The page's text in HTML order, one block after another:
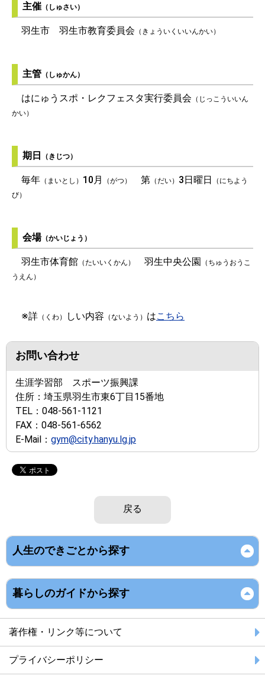
主催 （しゅさい）
羽生市 羽生市教育委員会 （きょういくいいんかい）
主管 （しゅかん）
はにゅうスポ・レクフェスタ実行委員会 （じっこういいん
かい）
期日 （きじつ）
毎年 （まいとし） 10月 （がつ） 第 （だい） 3日曜日
（にちよう
び）
会場（かいじょう）
羽生市体育館 （たいいくかん） 羽生中央公園 （ちゅうおうこ
うえん）
※詳 （くわ） しい内容 （ないよう） はこちら
お問い合わせ
生涯学習部 スポーツ振興課
住所： 埼玉県羽生市東6丁目15番地
TEL： 048-561-1121
FAX： 048-561-6562
E-Mail： gym@city.hanyu.lg.jp
戻る
人生のできごとから探す
暮らしのガイドから探す
著作権・リンク等について
プライバシーポリシー